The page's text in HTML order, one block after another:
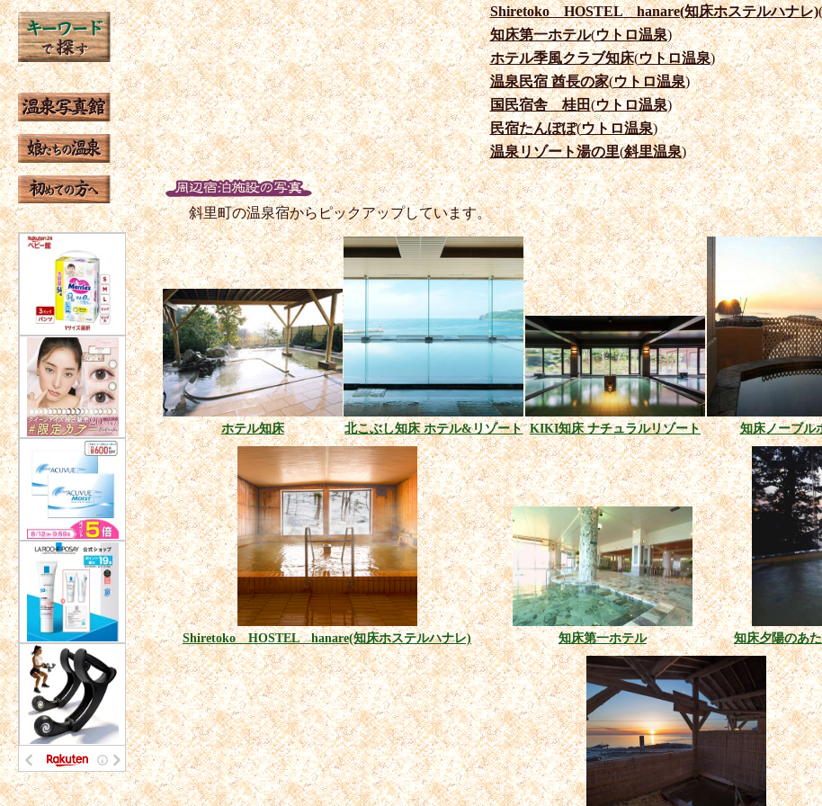
Shiretoko HOSTEL hanare(知床ホステルハナレ)(
知床第一ホテル(ウトロ温泉)
ホテル季風クラブ知床(ウトロ温泉)
温泉民宿 酋長の家(ウトロ温泉)
国民宿舎 桂田(ウトロ温泉)
民宿たんぽぽ(ウトロ温泉)
温泉リゾート湯の里(斜里温泉)
斜里町の温泉宿からピックアップしています。
ホテル知床 北こぶし知床 ホテル&リゾート KIKI知床 ナチュラルリゾート 知床ノーブル
Shiretoko HOSTEL hanare(知床ホステルハナレ) 知床第一ホテル 知床夕陽のあ